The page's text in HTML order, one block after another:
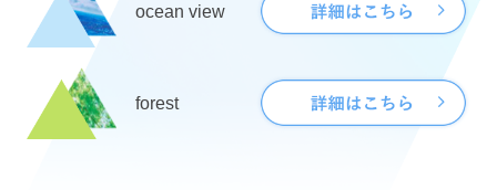
ocean view
forest